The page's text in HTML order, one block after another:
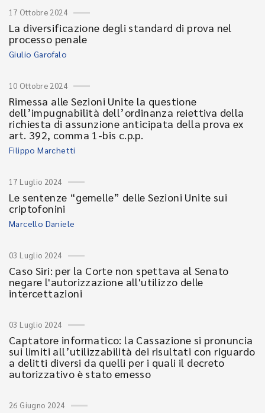
17 Ottobre 2024
La diversificazione degli standard di prova nel
processo penale
Giulio Garofalo
10 Ottobre 2024
Rimessa alle Sezioni Unite la questione
dell’impugnabilità dell’ordinanza reiettiva della
richiesta di assunzione anticipata della prova ex
art. 392, comma 1-bis c.p.p.
Filippo Marchetti
17 Luglio 2024
Le sentenze “gemelle” delle Sezioni Unite sui
criptofonini
Marcello Daniele
03 Luglio 2024
Caso Siri: per la Corte non spettava al Senato
negare l'autorizzazione all'utilizzo delle
intercettazioni
03 Luglio 2024
Captatore informatico: la Cassazione si pronuncia
sui limiti all’utilizzabilità dei risultati con riguardo
a delitti diversi da quelli per i quali il decreto
autorizzativo è stato emesso
26 Giugno 2024